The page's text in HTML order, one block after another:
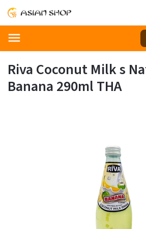
Riva Coconut Milk s
Banana 290ml THA